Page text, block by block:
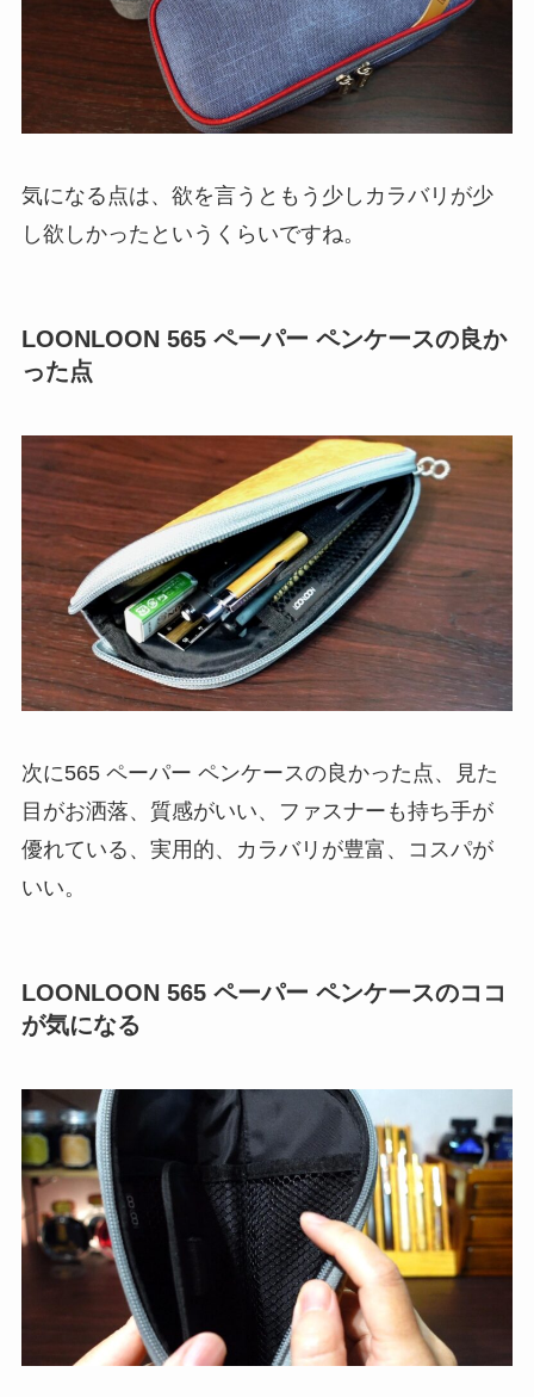
気になる点は、欲を言うと もう少しカラバリが少
し欲しかった というくらいですね。
LOONLOON 565 ペーパー ペンケースの良か
った点
次に565 ペーパー ペンケースの良かった点、
見た
目がお洒落、質感がいい、ファスナーも持ち手が
優れている、実用的、カラバリが豊富、コスパが
いい。
LOONLOON 565 ペーパー ペンケースのココ
が気になる